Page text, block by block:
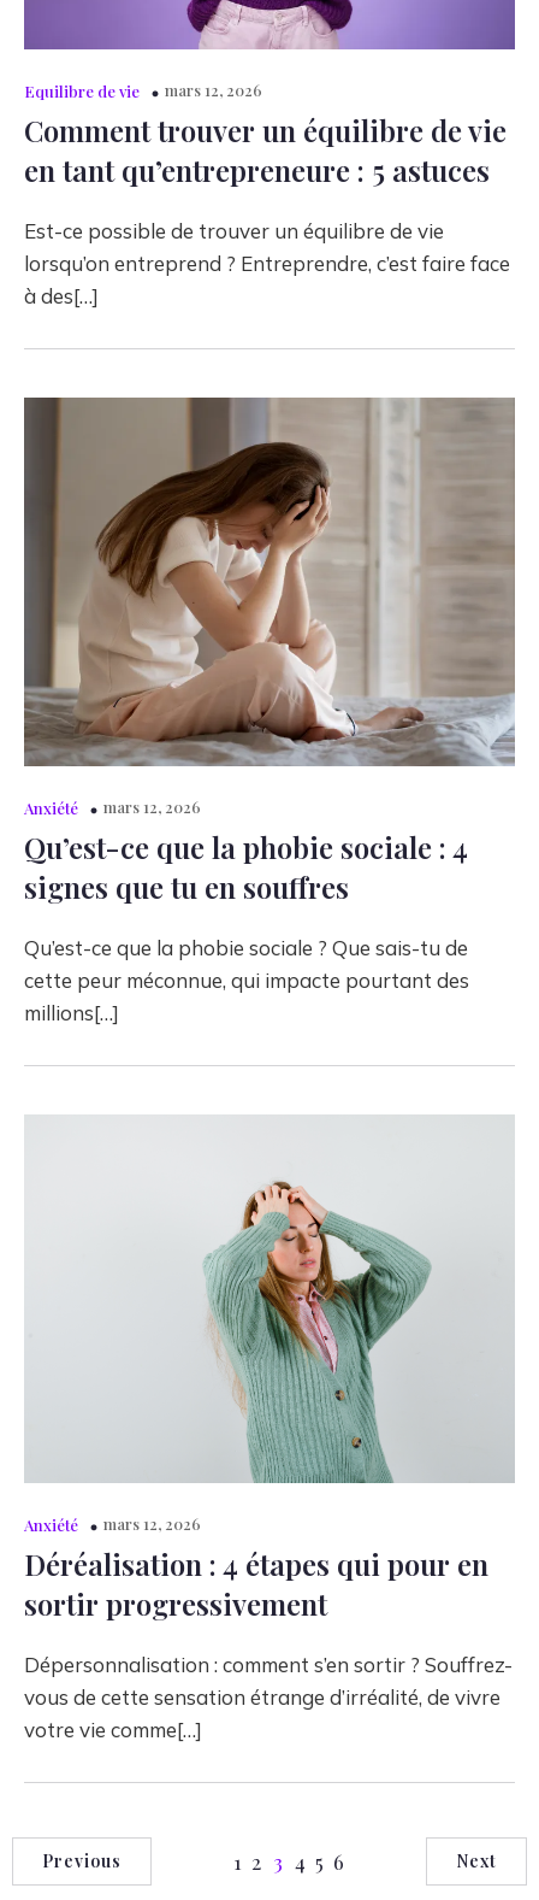
Equilibre de vie mars 12, 2026
Comment trouver un équilibre de vie
en tant qu’entrepreneure : 5 astuces
Est-ce possible de trouver un équilibre de vie
lorsqu’on entreprend ? Entreprendre, c’est faire face
à des[…]
Anxiété mars 12, 2026
Qu’est-ce que la phobie sociale : 4
signes que tu en souffres
Qu’est-ce que la phobie sociale ? Que sais-tu de
cette peur méconnue, qui impacte pourtant des
millions[…]
Anxiété mars 12, 2026
Déréalisation : 4 étapes qui pour en
sortir progressivement
Dépersonnalisation : comment s’en sortir ? Souffrez-
vous de cette sensation étrange d’irréalité, de vivre
votre vie comme[…]
Previous 1 2 3 4 5 6 Next